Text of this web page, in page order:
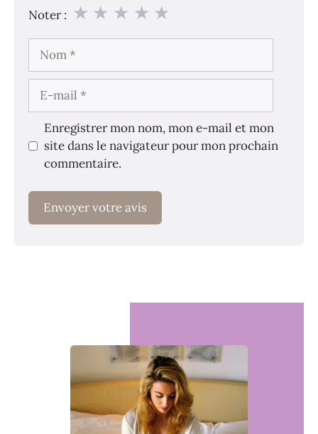
Noter : ★
★
★
★
★
Nom
E-
mail
Enregistrer mon nom, mon e-mail et mon
site dans le navigateur pour mon prochain
commentaire.